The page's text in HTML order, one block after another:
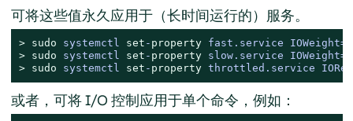
可将这些值永久应用于（长时间运行的）服务。
> sudo systemctl set - property fast.service IOWeight=
> sudo systemctl set - property slow.service IOWeight=
> sudo systemctl set - property throttled.service
或者，可将 I/O 控制应用于单个命令，例如：